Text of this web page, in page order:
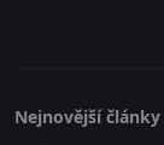
Nejnovější články